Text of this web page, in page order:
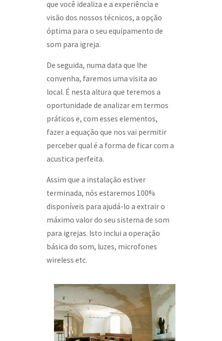
que você idealiza e a experiência e
visão dos nossos técnicos, a opção
óptima para o seu equipamento de
som para igreja.
De seguida, numa data que lhe
convenha, faremos uma visita ao
local. É nesta altura que teremos a
oportunidade de analizar em termos
práticos e, com esses elementos,
fazer a equação que nos vai permitir
perceber qual é a forma de ficar com a
acustica perfeita.
Assim que a instalação estiver
terminada, nós estaremos 100%
disponíveis para ajudá-lo a extrair o
máximo valor do seu sistema de som
para igrejas. Isto inclui a operação
básica do som, luzes, microfones
wireless etc.